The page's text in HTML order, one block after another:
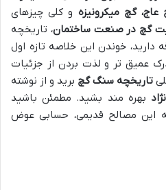
گچ میکرونیزه و کلی چیزهای
گچ در صنعت ساختمان، تاریخچه
خوندن این خلاصه تازه اول
عمیق تر و لذت بردن از جزئیات
تاریخچه سنگ گچ برید و از نوشته
بهره مند بشید. مطمئن باشید
این مصالح قدیمی، حسابی عوض